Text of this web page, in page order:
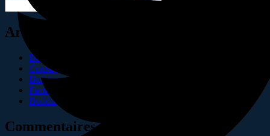
Articles récents
Bonjour tout le monde !
Construction of a new high tech plant in washingtons
Building resilient supply chains for industries
Factories technologies in interactive and plants
Building resilient supply for industries and factorie
Commentaires récents